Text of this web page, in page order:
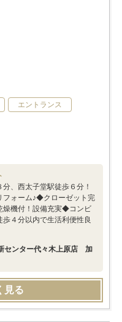
エントランス
、西太子堂駅徒歩６分！
フォーム♪◆クローゼット完
燥機付！設備充実◆コンビ
歩４分以内で生活利便性良
センター代々木上原店 加
見る